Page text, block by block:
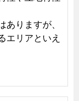
りますが、
エリアといえ